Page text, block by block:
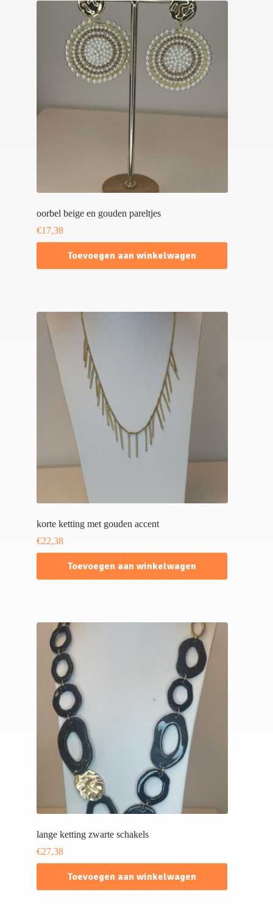
oorbel beige en gouden pareltjes
€17,38
Toevoegen aan winkelwagen
korte ketting met gouden accent
€22,38
Toevoegen aan winkelwagen
lange ketting zwarte schakels
€27,38
Toevoegen aan winkelwagen